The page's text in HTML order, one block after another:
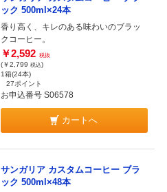
ック 500ml×24本
香り高く、キレのある味わいのブラッ
クコーヒー。
￥2,592 税抜
(￥2,799 税込)
1箱(24本)
27ポイント
お申込番号 S06578
カートへ
サンガリア カスタムコーヒー ブラ
ック 500ml×48本